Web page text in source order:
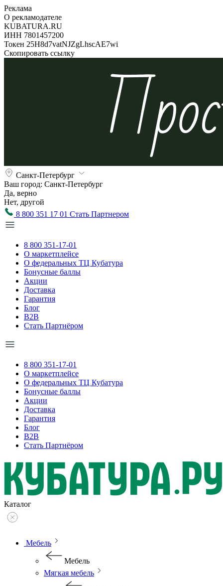
Реклама
О рекламодателе
KUBATURA.RU
ИНН 7801457200
Токен 25H8d7vatNJZgLhscAE7wi
Скопировать ссылку
Санкт-Петербург
Ваш город: Санкт-Петербург
Да, верно
Нет, другой
8 800 351 17 01 Стать Партнером
8 800 351-17-01
О маркетплейсе
О федеральных ТЦ Кубатура
Бонусные баллы
Акции
Доставка
Гарантия
Блог
B2B
Стать Партнёром
8 800 351-17-01
О маркетплейсе
О федеральных ТЦ Кубатура
Бонусные баллы
Акции
Доставка
Гарантия
Блог
B2B
Стать Партнёром
Каталог
Мебель
Мебель
Мягкая мебель